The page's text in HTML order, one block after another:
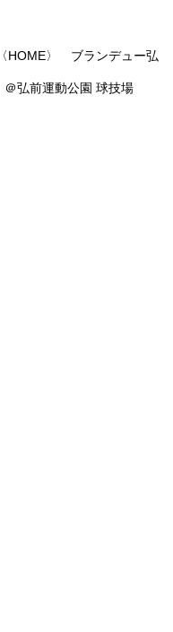
HOME〉 ブランデュー弘
弘前運動公園 球技場